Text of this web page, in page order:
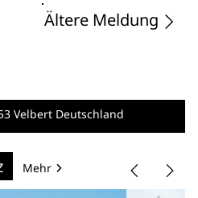
Ältere Meldung
Velbert Deutschland
Mehr